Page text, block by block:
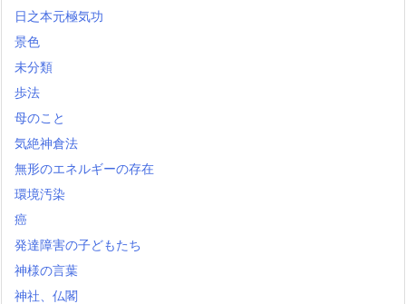
日之本元極気功
景色
未分類
歩法
母のこと
気絶神倉法
無形のエネルギーの存在
環境汚染
癌
発達障害の子どもたち
神様の言葉
神社、仏閣